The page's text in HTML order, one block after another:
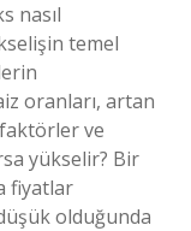
nasıl
temel
oranları, artan
ve
yükselir? Bir
fiyatlar
olduğunda